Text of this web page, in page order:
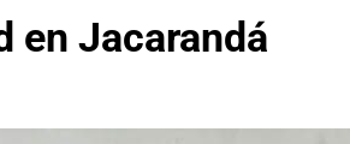
en Jacarandá